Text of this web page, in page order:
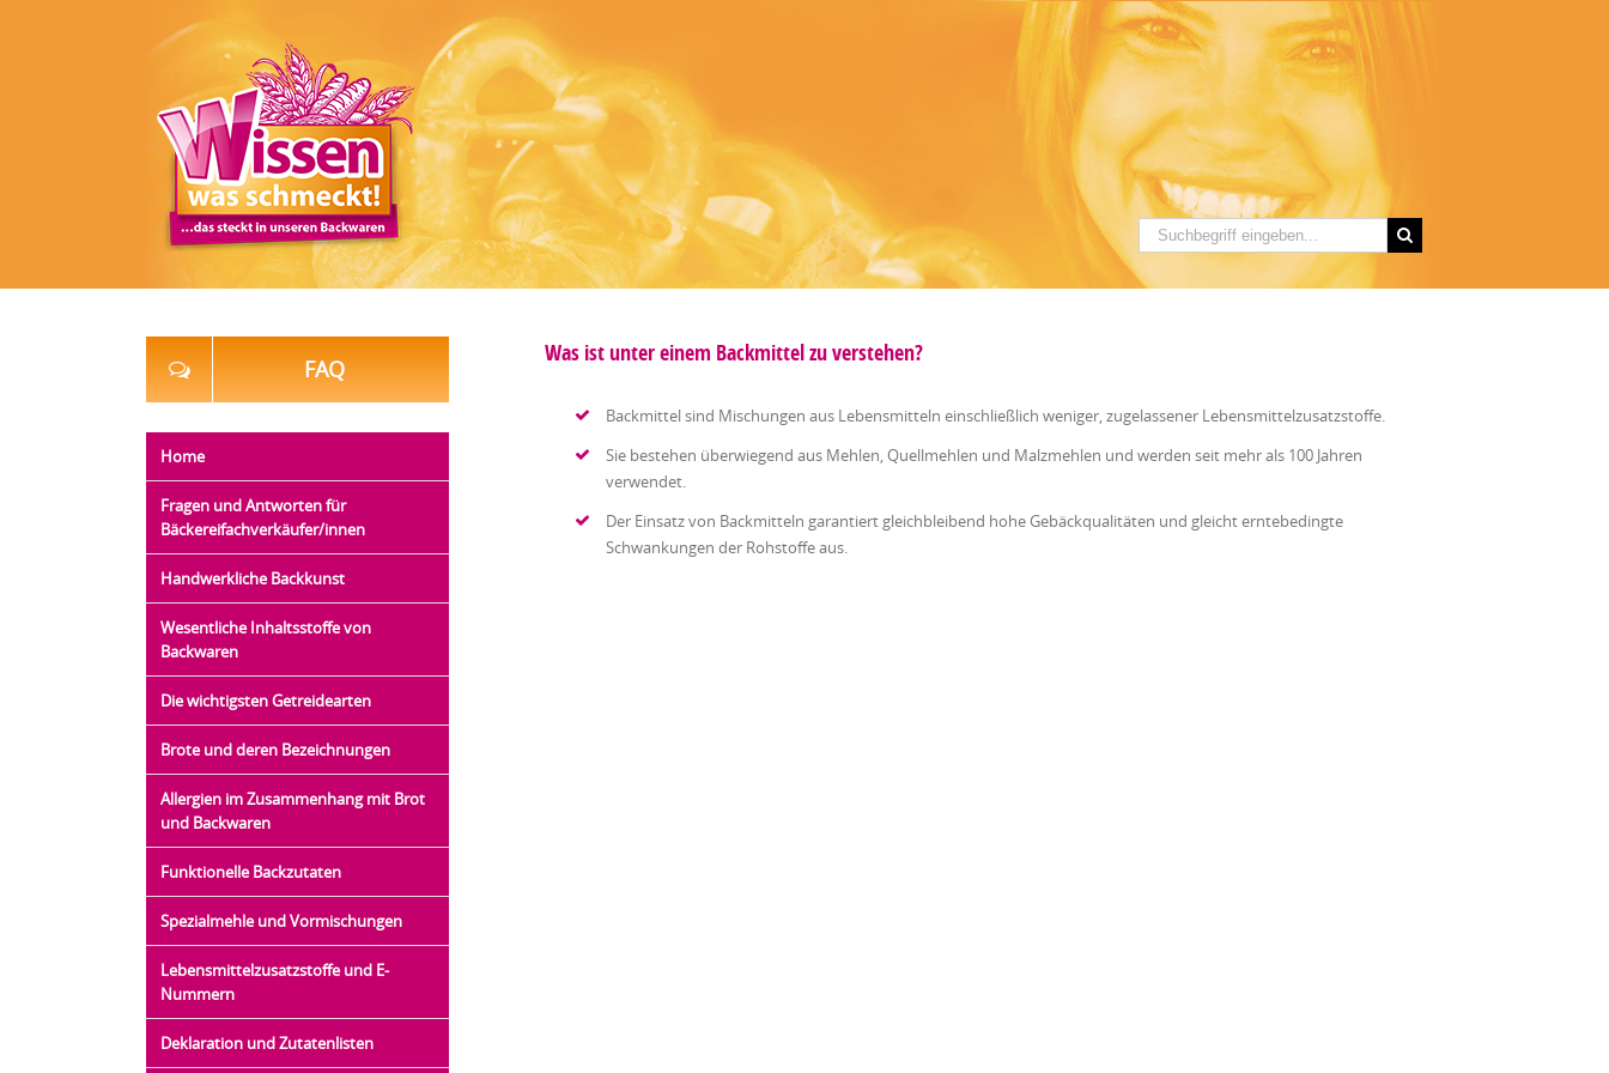
Was ist unter einem Backmittel zu verstehen?
Backmittel sind Mischungen aus Lebensmitteln einschließlich weniger, zugelassener Lebensmittelzusatzstoffe.
Sie bestehen überwiegend aus Mehlen, Quellmehlen und Malzmehlen und werden seit mehr als 100 Jahren
verwendet.
Der Einsatz von Backmitteln garantiert gleichbleibend hohe Gebäckqualitäten und gleicht erntebedingte
Schwankungen der Rohstoffe aus.
FAQ
Home
Fragen und Antworten für
Bäckereifachverkäufer/innen
Handwerkliche Backkunst
Wesentliche Inhaltsstoffe von
Backwaren
Die wichtigsten Getreidearten
Brote und deren Bezeichnungen
Allergien im Zusammenhang mit Brot
und Backwaren
Funktionelle Backzutaten
Spezialmehle und Vormischungen
Lebensmittelzusatzstoffe und E-
Nummern
Deklaration und Zutatenlisten